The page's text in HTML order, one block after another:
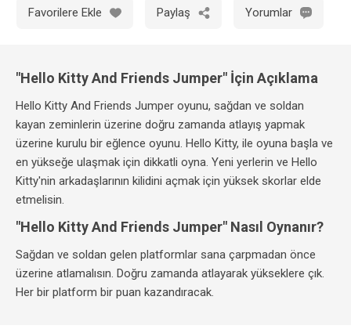
Favorilere Ekle Paylaş Yorumlar
"Hello Kitty And Friends Jumper" İçin Açıklama
Hello Kitty And Friends Jumper oyunu, sağdan ve soldan
kayan zeminlerin üzerine doğru zamanda atlayış yapmak
üzerine kurulu bir eğlence oyunu. Hello Kitty, ile oyuna başla ve
en yükseğe ulaşmak için dikkatli oyna. Yeni yerlerin ve Hello
Kitty'nin arkadaşlarının kilidini açmak için yüksek skorlar elde
etmelisin.
"Hello Kitty And Friends Jumper" Nasıl Oynanır?
Sağdan ve soldan gelen platformlar sana çarpmadan önce
üzerine atlamalısın. Doğru zamanda atlayarak yükseklere çık.
Her bir platform bir puan kazandıracak.